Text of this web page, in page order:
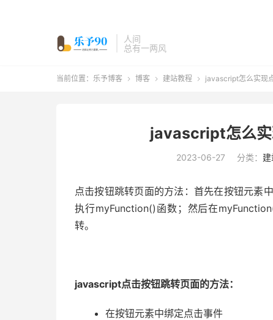
人间
总有一两风
当前位置： 乐予博客  博客  建站教程  javascript怎么实现
javascript怎么实
2023-06-27 分类：
点击按钮跳转页面的方法：首先在按钮元素
执行myFunction()函数；然后在
转。
javascript点击按钮跳转页面的方法：
在按钮元素中绑定点击事件